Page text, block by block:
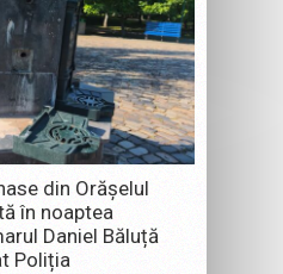
din Orășelul
în noaptea
Daniel Băluță
Poliția